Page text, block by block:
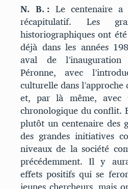
N. B. : Le centenaire a
récapitulatif. Les
historiographiques ont
déjà dans les années
aval de
Péronne, avec
culturelle dans
et, par là même, avec
chronologique du conflit.
plutôt un centenaire des
des grandes initiatives
niveaux de la société
précédemment. Il y
effets positifs qui se